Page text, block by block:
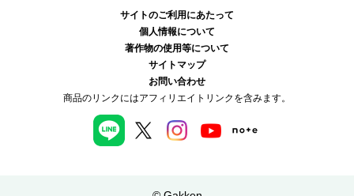
サイトのご利用にあたって
個人情報について
著作物の使用等について
サイトマップ
お問い合わせ
商品のリンクにはアフィリエイトリンクを含みます。